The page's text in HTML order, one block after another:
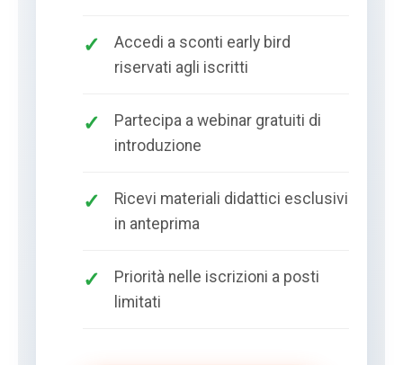
Accedi a sconti early bird
riservati agli iscritti
Partecipa a webinar gratuiti di
introduzione
Ricevi materiali didattici esclusivi
in anteprima
Priorità nelle iscrizioni a posti
limitati